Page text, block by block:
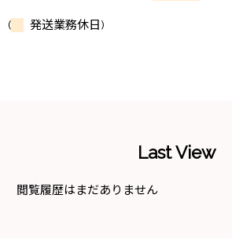
( 発送業務休日)
Last View
閲覧履歴はまだありません